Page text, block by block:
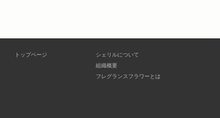
トップページ
シェリルについて
組織概要
フレグランスフラワーとは